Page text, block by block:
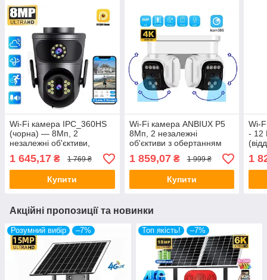
Wi-Fi камера IPC_360HS
(чорна) — 8Мп, 2
незалежні об'єктиви,
обертання — ORIGINAL
1 645,17 ₴ 1 769 ₴
Купити
Wi-Fi камера ANBIUX P5
8Мп, 2 незалежні
об'єктиви з обертанням
сигналізація — ORIGINAL
1 859,07₴ 1 999 ₴
Купити
Wi-
- 12
1
Акційні пропозиції та новинки
Розумний вибір –7% Топ якість! –7%